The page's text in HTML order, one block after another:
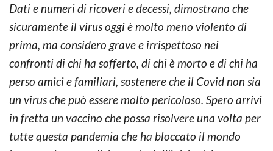
Dati e numeri di ricoveri e decessi, dimostrano che
sicuramente il virus oggi è molto meno violento di
prima, ma considero grave e irrispettoso nei
confronti di chi ha sofferto, di chi è morto e di chi ha
perso amici e familiari, sostenere che il Covid non sia
un virus che può essere molto pericoloso. Spero arrivi
in fretta un vaccino che possa risolvere una volta per
tutte questa pandemia che ha bloccato il mondo